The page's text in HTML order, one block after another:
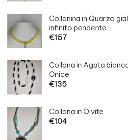
Collanina in Quarzo
infinito pendente
€157
Collana in Agata
Onice
€135
Collana in Olvite
€104